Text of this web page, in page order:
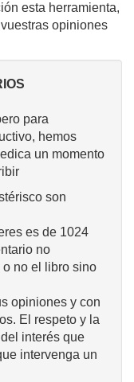
esta herramienta,
opiniones
para
hemos
un momento
son
es de 1024
no
no el libro sino
opiniones y con
El respeto y la
interés que
intervenga un